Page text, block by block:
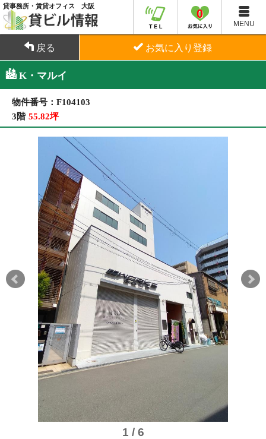
貸事務所・賃貸オフィス 大阪
MENU
0
戻る お気に入り登録
K・マルイ
物件番号：F104103
3階 55.82坪
1 / 6